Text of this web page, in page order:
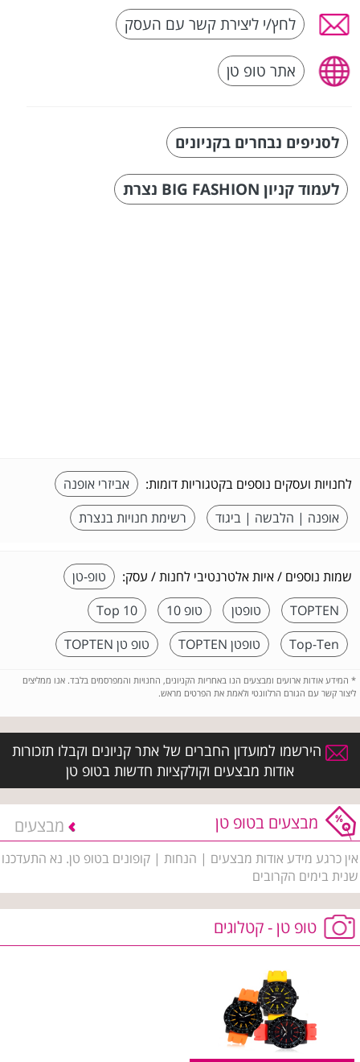
לחץ/י ליצירת קשר עם העסק
אתר טופ טן
לסניפים נבחרים בקניונים
לעמוד קניון BIG FASHION נצרת
לחנויות ועסקים נוספים בקטגוריות דומות:
אביזרי אופנה
אופנה | הלבשה | ביגוד
רשימת חנויות בנצרת
שמות נוספים / איות אלטרנטיבי לחנות / עסק:
טופ-טן
TOPTEN
טופטן טופ 10
Top 10
Top-Ten
טופטן TOPTEN טופ טן TOPTEN
* המידע אודות ארועים ומבצעים הנו באחריות הקניונים, החנויות והמפרסמים בלבד. אנו ממליצים
ליצור קשר עם הגורם הרלוונטי ולאמת את הפרטים מראש.
הירשמו למועדון החברים של אתר קניונים וקבלו תזכורות
אודות מבצעים וקולקציות חדשות בטופ טן
מבצעים בטופ טן מבצעים
אין כרגע מידע אודות מבצעים | הנחות | קופונים בטופ טן. נא התעדכנו
שנית בימים הקרובים
טופ טן - קטלוגים